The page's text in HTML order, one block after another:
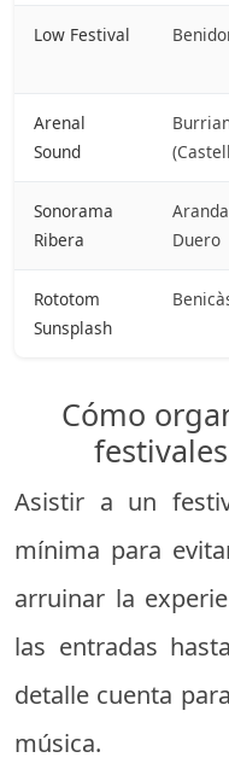
Low Festival
Arenal
Sound
Sonorama
Ribera
Duero
Rototom
Sunsplash
Cómo
Asistir a un
mínima para
arruinar la
las entradas
detalle cuenta
música.